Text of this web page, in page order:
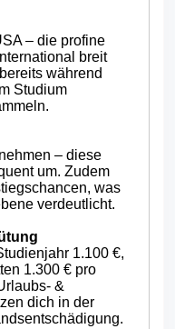
– die profine
breit
während
Studium
– diese
um. Zudem
was
verdeutlicht.
1.100 €,
1.300 € pro
&
dich in der